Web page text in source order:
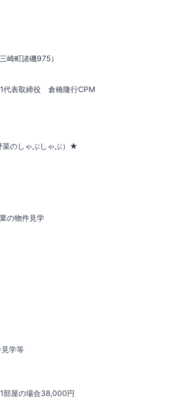
崎町諸磯975）
代表取締役 倉橋隆行CPM
菜のしゃぶしゃぶ）★
の物件見学
学等
の場合38,000円